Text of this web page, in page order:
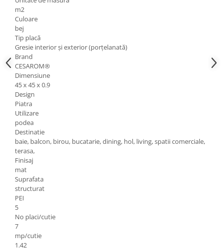
Pervaz geam piatra compozita
Placi ceramice de exterior
Produse auxiliare
Rigole
Trepte
Gresie si faianta
Faianta
Gresie
Piatra decorativa
Accesorii distribuitoare
Acoperis
Accesorii tigla/tabla
Tabla cutata
Tigla ceramica
Tigla metalica
Amenajari interioare
BCA
m2
Culoare
bej
Tip placă
Gresie interior și exterior (porțelanată)
Brand
CESAROM®
Dimensiune
45 x 45 x 0.9
Design
Piatra
Utilizare
podea
Destinatie
baie, balcon, birou, bucatarie, dining, hol, living, spatii comerciale,
terasa,
Finisaj
mat
Suprafata
structurat
PEI
5
No placi/cutie
7
mp/cutie
1.42